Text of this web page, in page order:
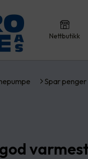
Nettbutikk
Spar